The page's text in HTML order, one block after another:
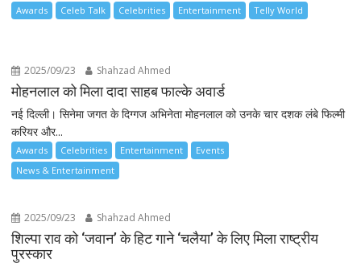
Awards Celeb Talk Celebrities Entertainment Telly World
2025/09/23 Shahzad Ahmed
मोहनलाल को मिला दादा साहब फाल्के अवार्ड
नई दिल्ली। सिनेमा जगत के दिग्गज अभिनेता मोहनलाल को उनके चार दशक लंबे फिल्मी
करियर और...
Awards Celebrities Entertainment
Events
News & Entertainment
2025/09/23 Shahzad Ahmed
शिल्पा राव को ‘जवान’ के हिट गाने ‘चलैया’ के लिए मिला राष्ट्रीय
पुरस्कार